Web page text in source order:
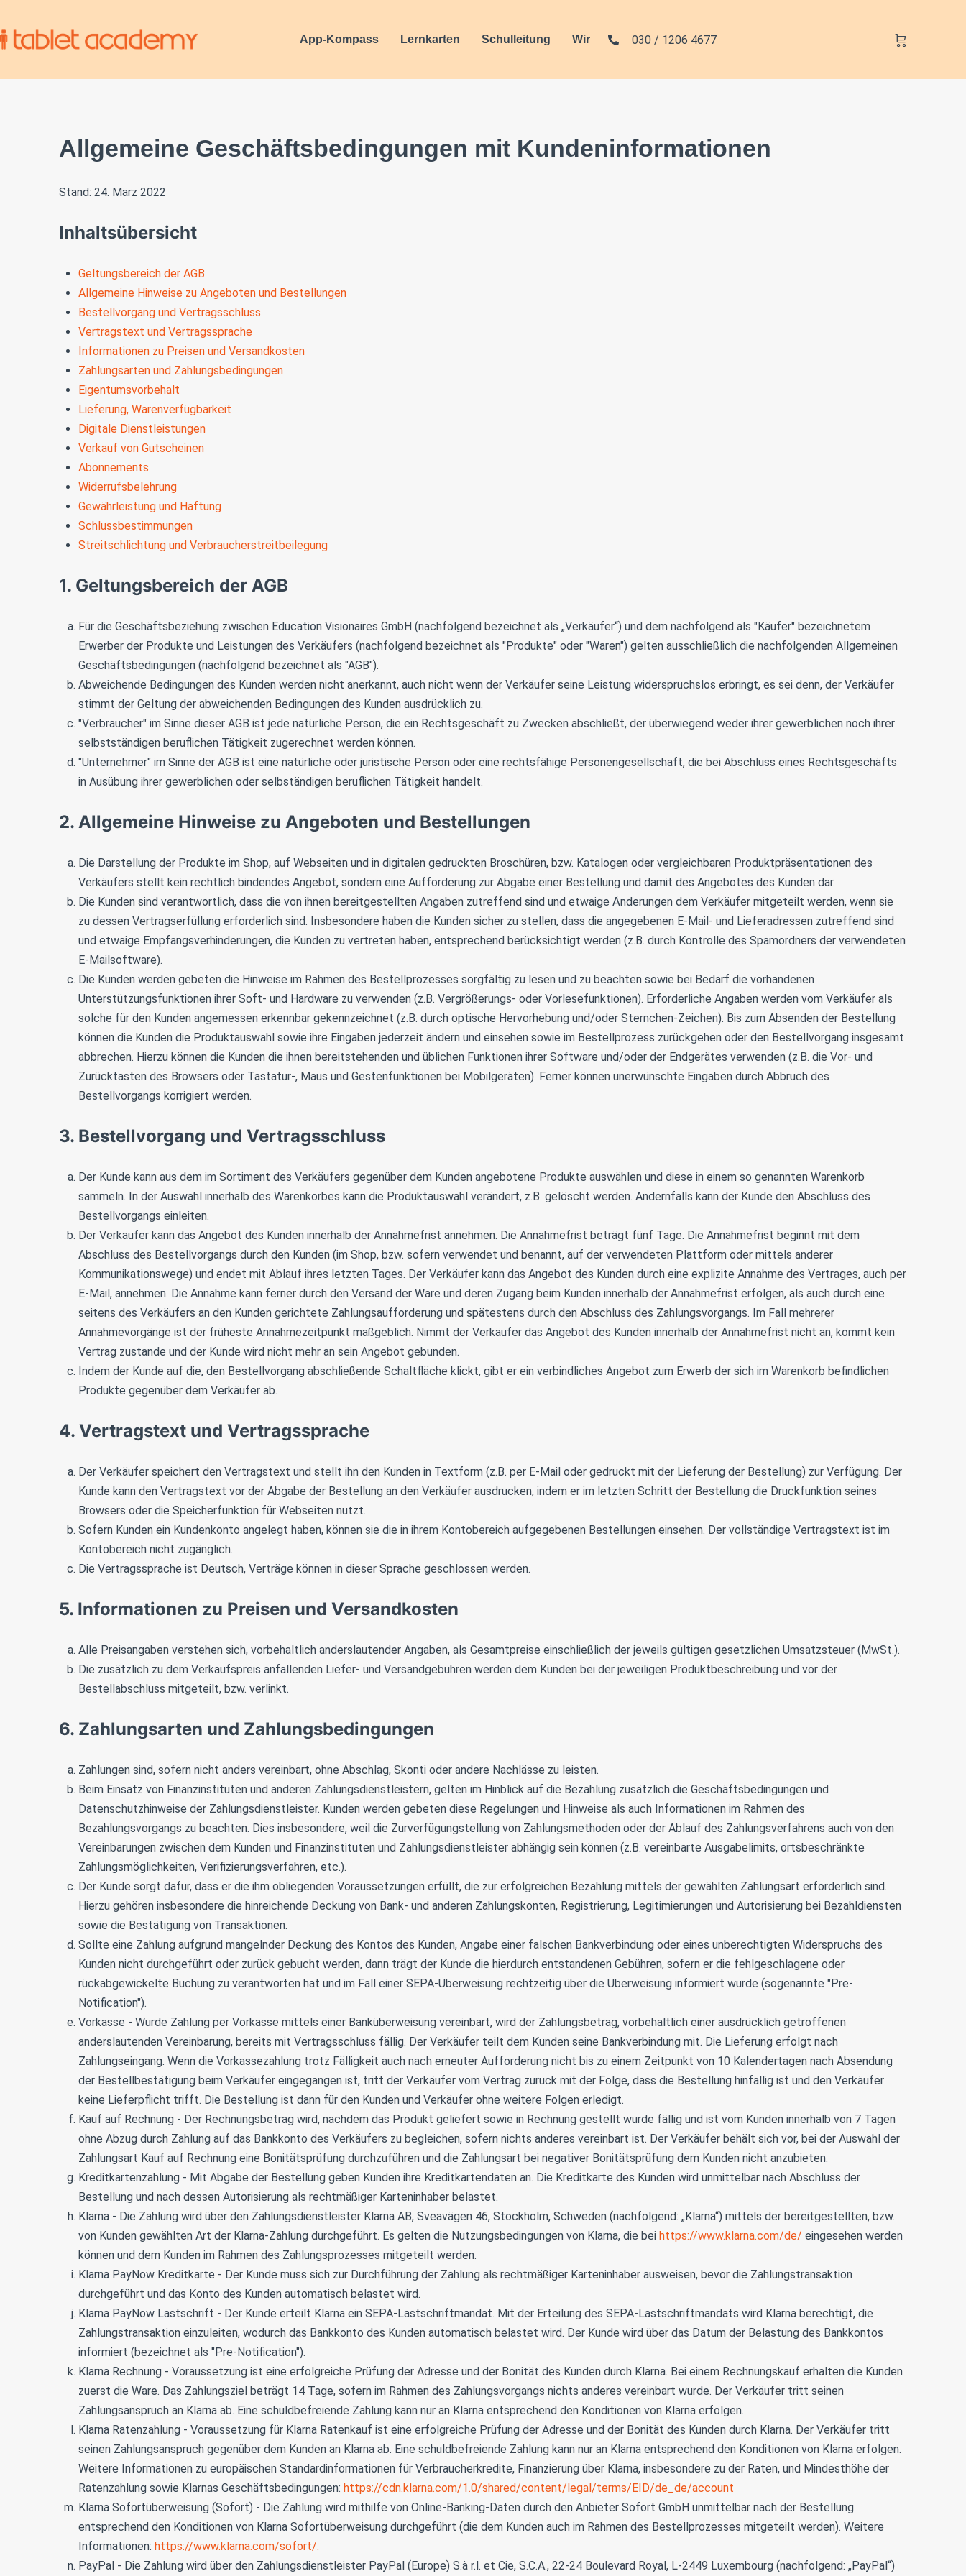
App-Kompass Lernkarten Schulleitung Wir 030 / 1206 4677
Allgemeine Geschäftsbedingungen mit Kundeninformationen
Stand: 24. März 2022
Inhaltsübersicht
Geltungsbereich der AGB
Allgemeine Hinweise zu Angeboten und Bestellungen
Bestellvorgang und Vertragsschluss
Vertragstext und Vertragssprache
Informationen zu Preisen und Versandkosten
Zahlungsarten und Zahlungsbedingungen
Eigentumsvorbehalt
Lieferung, Warenverfügbarkeit
Digitale Dienstleistungen
Verkauf von Gutscheinen
Abonnements
Widerrufsbelehrung
Gewährleistung und Haftung
Schlussbestimmungen
Streitschlichtung und Verbraucherstreitbeilegung
1. Geltungsbereich der AGB
Für die Geschäftsbeziehung zwischen Education Visionaires GmbH (nachfolgend bezeichnet als „Verkäufer“) und dem nachfolgend als "Käufer" bezeichnetem
Erwerber der Produkte und Leistungen des Verkäufers (nachfolgend bezeichnet als "Produkte" oder "Waren") gelten ausschließlich die nachfolgenden Allgemeinen
Geschäftsbedingungen (nachfolgend bezeichnet als "AGB").
Abweichende Bedingungen des Kunden werden nicht anerkannt, auch nicht wenn der Verkäufer seine Leistung widerspruchslos erbringt, es sei denn, der Verkäufer
stimmt der Geltung der abweichenden Bedingungen des Kunden ausdrücklich zu.
"Verbraucher" im Sinne dieser AGB ist jede natürliche Person, die ein Rechtsgeschäft zu Zwecken abschließt, der überwiegend weder ihrer gewerblichen noch ihrer
selbstständigen beruflichen Tätigkeit zugerechnet werden können.
"Unternehmer" im Sinne der AGB ist eine natürliche oder juristische Person oder eine rechtsfähige Personengesellschaft, die bei Abschluss eines Rechtsgeschäfts
in Ausübung ihrer gewerblichen oder selbständigen beruflichen Tätigkeit handelt.
2. Allgemeine Hinweise zu Angeboten und Bestellungen
Die Darstellung der Produkte im Shop, auf Webseiten und in digitalen gedruckten Broschüren, bzw. Katalogen oder vergleichbaren Produktpräsentationen des
Verkäufers stellt kein rechtlich bindendes Angebot, sondern eine Aufforderung zur Abgabe einer Bestellung und damit des Angebotes des Kunden dar.
Die Kunden sind verantwortlich, dass die von ihnen bereitgestellten Angaben zutreffend sind und etwaige Änderungen dem Verkäufer mitgeteilt werden, wenn sie
zu dessen Vertragserfüllung erforderlich sind. Insbesondere haben die Kunden sicher zu stellen, dass die angegebenen E-Mail- und Lieferadressen zutreffend sind
und etwaige Empfangsverhinderungen, die Kunden zu vertreten haben, entsprechend berücksichtigt werden (z.B. durch Kontrolle des Spamordners der verwendeten
E-Mailsoftware).
Die Kunden werden gebeten die Hinweise im Rahmen des Bestellprozesses sorgfältig zu lesen und zu beachten sowie bei Bedarf die vorhandenen
Unterstützungsfunktionen ihrer Soft- und Hardware zu verwenden (z.B. Vergrößerungs- oder Vorlesefunktionen). Erforderliche Angaben werden vom Verkäufer als
solche für den Kunden angemessen erkennbar gekennzeichnet (z.B. durch optische Hervorhebung und/oder Sternchen-Zeichen). Bis zum Absenden der Bestellung
können die Kunden die Produktauswahl sowie ihre Eingaben jederzeit ändern und einsehen sowie im Bestellprozess zurückgehen oder den Bestellvorgang insgesamt
abbrechen. Hierzu können die Kunden die ihnen bereitstehenden und üblichen Funktionen ihrer Software und/oder der Endgerätes verwenden (z.B. die Vor- und
Zurücktasten des Browsers oder Tastatur-, Maus und Gestenfunktionen bei Mobilgeräten). Ferner können unerwünschte Eingaben durch Abbruch des
Bestellvorgangs korrigiert werden.
3. Bestellvorgang und Vertragsschluss
Der Kunde kann aus dem im Sortiment des Verkäufers gegenüber dem Kunden angebotene Produkte auswählen und diese in einem so genannten Warenkorb
sammeln. In der Auswahl innerhalb des Warenkorbes kann die Produktauswahl verändert, z.B. gelöscht werden. Andernfalls kann der Kunde den Abschluss des
Bestellvorgangs einleiten.
Der Verkäufer kann das Angebot des Kunden innerhalb der Annahmefrist annehmen. Die Annahmefrist beträgt fünf Tage. Die Annahmefrist beginnt mit dem
Abschluss des Bestellvorgangs durch den Kunden (im Shop, bzw. sofern verwendet und benannt, auf der verwendeten Plattform oder mittels anderer
Kommunikationswege) und endet mit Ablauf ihres letzten Tages. Der Verkäufer kann das Angebot des Kunden durch eine explizite Annahme des Vertrages, auch per
E-Mail, annehmen. Die Annahme kann ferner durch den Versand der Ware und deren Zugang beim Kunden innerhalb der Annahmefrist erfolgen, als auch durch eine
seitens des Verkäufers an den Kunden gerichtete Zahlungsaufforderung und spätestens durch den Abschluss des Zahlungsvorgangs. Im Fall mehrerer
Annahmevorgänge ist der früheste Annahmezeitpunkt maßgeblich. Nimmt der Verkäufer das Angebot des Kunden innerhalb der Annahmefrist nicht an, kommt kein
Vertrag zustande und der Kunde wird nicht mehr an sein Angebot gebunden.
Indem der Kunde auf die, den Bestellvorgang abschließende Schaltfläche klickt, gibt er ein verbindliches Angebot zum Erwerb der sich im Warenkorb befindlichen
Produkte gegenüber dem Verkäufer ab.
4. Vertragstext und Vertragssprache
Der Verkäufer speichert den Vertragstext und stellt ihn den Kunden in Textform (z.B. per E-Mail oder gedruckt mit der Lieferung der Bestellung) zur Verfügung. Der
Kunde kann den Vertragstext vor der Abgabe der Bestellung an den Verkäufer ausdrucken, indem er im letzten Schritt der Bestellung die Druckfunktion seines
Browsers oder die Speicherfunktion für Webseiten nutzt.
Sofern Kunden ein Kundenkonto angelegt haben, können sie die in ihrem Kontobereich aufgegebenen Bestellungen einsehen. Der vollständige Vertragstext ist im
Kontobereich nicht zugänglich.
Die Vertragssprache ist Deutsch, Verträge können in dieser Sprache geschlossen werden.
5. Informationen zu Preisen und Versandkosten
Alle Preisangaben verstehen sich, vorbehaltlich anderslautender Angaben, als Gesamtpreise einschließlich der jeweils gültigen gesetzlichen Umsatzsteuer (MwSt.).
Die zusätzlich zu dem Verkaufspreis anfallenden Liefer- und Versandgebühren werden dem Kunden bei der jeweiligen Produktbeschreibung und vor der
Bestellabschluss mitgeteilt, bzw. verlinkt.
6. Zahlungsarten und Zahlungsbedingungen
Zahlungen sind, sofern nicht anders vereinbart, ohne Abschlag, Skonti oder andere Nachlässe zu leisten.
Beim Einsatz von Finanzinstituten und anderen Zahlungsdienstleistern, gelten im Hinblick auf die Bezahlung zusätzlich die Geschäftsbedingungen und
Datenschutzhinweise der Zahlungsdienstleister. Kunden werden gebeten diese Regelungen und Hinweise als auch Informationen im Rahmen des
Bezahlungsvorgangs zu beachten. Dies insbesondere, weil die Zurverfügungstellung von Zahlungsmethoden oder der Ablauf des Zahlungsverfahrens auch von den
Vereinbarungen zwischen dem Kunden und Finanzinstituten und Zahlungsdienstleister abhängig sein können (z.B. vereinbarte Ausgabelimits, ortsbeschränkte
Zahlungsmöglichkeiten, Verifizierungsverfahren, etc.).
Der Kunde sorgt dafür, dass er die ihm obliegenden Voraussetzungen erfüllt, die zur erfolgreichen Bezahlung mittels der gewählten Zahlungsart erforderlich sind.
Hierzu gehören insbesondere die hinreichende Deckung von Bank- und anderen Zahlungskonten, Registrierung, Legitimierungen und Autorisierung bei Bezahldiensten
sowie die Bestätigung von Transaktionen.
Sollte eine Zahlung aufgrund mangelnder Deckung des Kontos des Kunden, Angabe einer falschen Bankverbindung oder eines unberechtigten Widerspruchs des
Kunden nicht durchgeführt oder zurück gebucht werden, dann trägt der Kunde die hierdurch entstandenen Gebühren, sofern er die fehlgeschlagene oder
rückabgewickelte Buchung zu verantworten hat und im Fall einer SEPA-Überweisung rechtzeitig über die Überweisung informiert wurde (sogenannte "Pre-
Notification").
Vorkasse - Wurde Zahlung per Vorkasse mittels einer Banküberweisung vereinbart, wird der Zahlungsbetrag, vorbehaltlich einer ausdrücklich getroffenen
anderslautenden Vereinbarung, bereits mit Vertragsschluss fällig. Der Verkäufer teilt dem Kunden seine Bankverbindung mit. Die Lieferung erfolgt nach
Zahlungseingang. Wenn die Vorkassezahlung trotz Fälligkeit auch nach erneuter Aufforderung nicht bis zu einem Zeitpunkt von 10 Kalendertagen nach Absendung
der Bestellbestätigung beim Verkäufer eingegangen ist, tritt der Verkäufer vom Vertrag zurück mit der Folge, dass die Bestellung hinfällig ist und den Verkäufer
keine Lieferpflicht trifft. Die Bestellung ist dann für den Kunden und Verkäufer ohne weitere Folgen erledigt.
Kauf auf Rechnung - Der Rechnungsbetrag wird, nachdem das Produkt geliefert sowie in Rechnung gestellt wurde fällig und ist vom Kunden innerhalb von 7 Tagen
ohne Abzug durch Zahlung auf das Bankkonto des Verkäufers zu begleichen, sofern nichts anderes vereinbart ist. Der Verkäufer behält sich vor, bei der Auswahl der
Zahlungsart Kauf auf Rechnung eine Bonitätsprüfung durchzuführen und die Zahlungsart bei negativer Bonitätsprüfung dem Kunden nicht anzubieten.
Kreditkartenzahlung - Mit Abgabe der Bestellung geben Kunden ihre Kreditkartendaten an. Die Kreditkarte des Kunden wird unmittelbar nach Abschluss der
Bestellung und nach dessen Autorisierung als rechtmäßiger Karteninhaber belastet.
Klarna - Die Zahlung wird über den Zahlungsdienstleister Klarna AB, Sveavägen 46, Stockholm, Schweden (nachfolgend: „Klarna“) mittels der bereitgestellten, bzw.
von Kunden gewählten Art der Klarna-Zahlung durchgeführt. Es gelten die Nutzungsbedingungen von Klarna, die bei https://www.klarna.com/de/ eingesehen werden
können und dem Kunden im Rahmen des Zahlungsprozesses mitgeteilt werden.
Klarna PayNow Kreditkarte - Der Kunde muss sich zur Durchführung der Zahlung als rechtmäßiger Karteninhaber ausweisen, bevor die Zahlungstransaktion
durchgeführt und das Konto des Kunden automatisch belastet wird.
Klarna PayNow Lastschrift - Der Kunde erteilt Klarna ein SEPA-Lastschriftmandat. Mit der Erteilung des SEPA-Lastschriftmandats wird Klarna berechtigt, die
Zahlungstransaktion einzuleiten, wodurch das Bankkonto des Kunden automatisch belastet wird. Der Kunde wird über das Datum der Belastung des Bankkontos
informiert (bezeichnet als "Pre-Notification").
Klarna Rechnung - Voraussetzung ist eine erfolgreiche Prüfung der Adresse und der Bonität des Kunden durch Klarna. Bei einem Rechnungskauf erhalten die Kunden
zuerst die Ware. Das Zahlungsziel beträgt 14 Tage, sofern im Rahmen des Zahlungsvorgangs nichts anderes vereinbart wurde. Der Verkäufer tritt seinen
Zahlungsanspruch an Klarna ab. Eine schuldbefreiende Zahlung kann nur an Klarna entsprechend den Konditionen von Klarna erfolgen.
Klarna Ratenzahlung - Voraussetzung für Klarna Ratenkauf ist eine erfolgreiche Prüfung der Adresse und der Bonität des Kunden durch Klarna. Der Verkäufer tritt
seinen Zahlungsanspruch gegenüber dem Kunden an Klarna ab. Eine schuldbefreiende Zahlung kann nur an Klarna entsprechend den Konditionen von Klarna erfolgen.
Weitere Informationen zu europäischen Standardinformationen für Verbraucherkredite, Finanzierung über Klarna, insbesondere zu der Raten, und Mindesthöhe der
Ratenzahlung sowie Klarnas Geschäftsbedingungen: https://cdn.klarna.com/1.0/shared/content/legal/terms/EID/de_de/account
Klarna Sofortüberweisung (Sofort) - Die Zahlung wird mithilfe von Online-Banking-Daten durch den Anbieter Sofort GmbH unmittelbar nach der Bestellung
entsprechend den Konditionen von Klarna Sofortüberweisung durchgeführt (die dem Kunden auch im Rahmen des Bestellprozesses mitgeteilt werden). Weitere
Informationen: https://www.klarna.com/sofort/.
PayPal - Die Zahlung wird über den Zahlungsdienstleister PayPal (Europe) S.à r.l. et Cie, S.C.A., 22-24 Boulevard Royal, L-2449 Luxembourg (nachfolgend: „PayPal“)